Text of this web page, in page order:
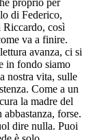
di Federico,
Riccardo, così
va a finire.
avanza, ci si
in fondo siamo
nostra vita, sulle
Come a un
la madre del
forse.
dire nulla. Puoi